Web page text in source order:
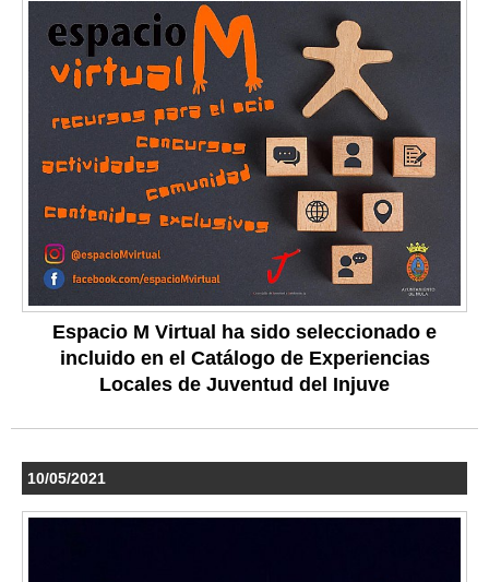
Espacio M Virtual ha sido seleccionado e
incluido en el Catálogo de Experiencias
Locales de Juventud del Injuve
10/05/2021